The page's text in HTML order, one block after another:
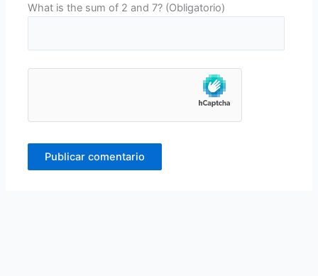
What is the sum of 2 and 7? (Obligatorio)